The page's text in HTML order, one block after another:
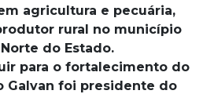
agricultura e pecuária,
rural no município
do Estado.
para o fortalecimento do
Galvan foi presidente do